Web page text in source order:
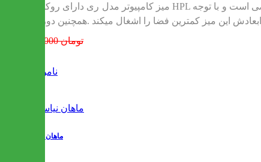
میز کامپیوتر مدل ری دارای روکش HPL اداری است. که این روکش ضد خش و همچنین قابل شستشو میباشد.این میز دارای یک کمد جهت قرار دادن لوازم تحریر و لوازم شخصی است و با توجه
776,000 تومان
ناموجود
ماهان نیاسر